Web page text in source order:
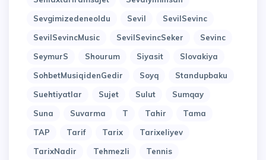
Sevgimizedeneoldu
Sevil
SevilSevinc
SevilSevincMusic
SevilSevincSeker
Sevinc
SeymurS
Shourum Siyasit
Slovakiya
SohbetMusiqidenGedir
Soyq
Standupbaku
Suehtiyatlar
Sujet Sulut
Sumqay
Suna
Suvarma T Tahir
Tama
TAP
Tarif Tarix
Tarixeliyev
TarixNadir
Tehmezli
Tennis